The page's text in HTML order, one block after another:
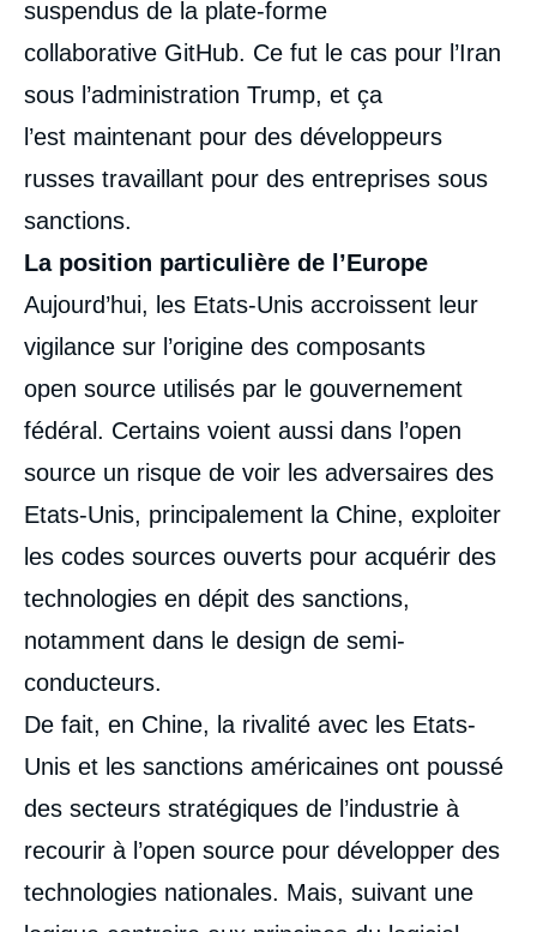
suspendus de la plate-forme
collaborative GitHub. Ce fut le cas pour l’Iran
sous l’administration Trump, et ça
l’est maintenant pour des développeurs
russes travaillant pour des entreprises sous
sanctions.
La position particulière de l’Europe
Aujourd’hui, les Etats-Unis accroissent leur
vigilance sur l’origine des composants
open source utilisés par le gouvernement
fédéral. Certains voient aussi dans l’open
source un risque de voir les adversaires des
Etats-Unis, principalement la Chine, exploiter
les codes sources ouverts pour acquérir des
technologies en dépit des sanctions,
notamment dans le design de semi-
conducteurs.
De fait, en Chine, la rivalité avec les Etats-
Unis et les sanctions américaines ont poussé
des secteurs stratégiques de l’industrie à
recourir à l’open source pour développer des
technologies nationales. Mais, suivant une